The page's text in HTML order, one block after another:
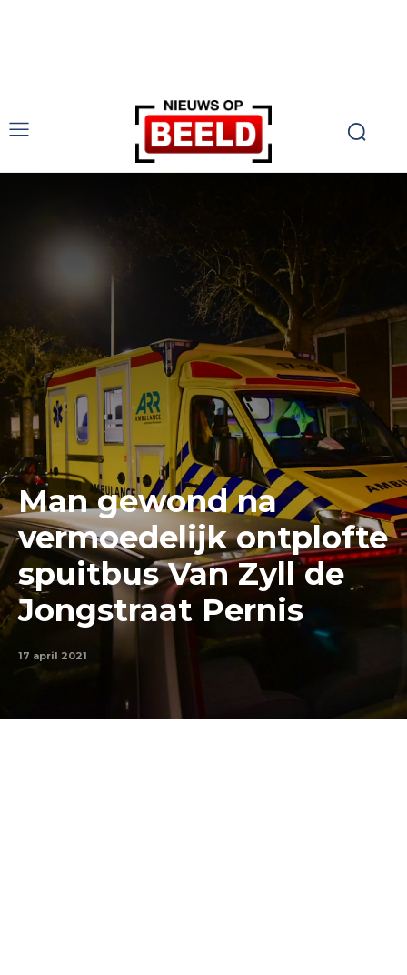
Man gewond na
vermoedelijk ontplofte
spuitbus Van Zyll de
Jongstraat Pernis
17 april 2021